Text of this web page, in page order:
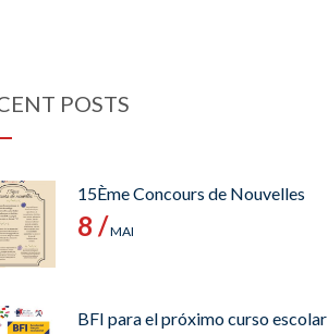
POSTS
15Ème Concours de Nouvelles
8 /MAI
BFI para el próximo curso escolar